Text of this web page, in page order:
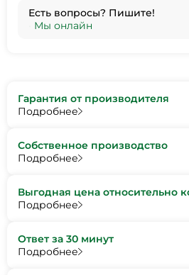
Есть вопросы? Пишите!
Мы онлайн
Гарантия от производителя
Подробнее
Собственное производство
Подробнее
Выгодная цена относительно
Подробнее
Ответ за 30 минут
Подробнее